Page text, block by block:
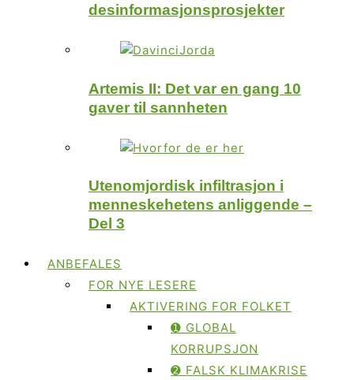
desinformasjonsprosjekter
Artemis II: Det var en gang 10
gaver til sannheten
Utenomjordisk infiltrasjon i
menneskehetens anliggende –
Del 3
ANBEFALES
FOR NYE LESERE
AKTIVERING FOR FOLKET
➊ GLOBAL
KORRUPSJON
➋ FALSK KLIMAKRISE